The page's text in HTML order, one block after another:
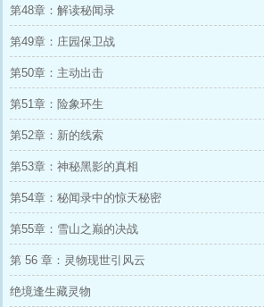
第48章：解读秘闻录
第49章：庄园保卫战
第50章：主动出击
第51章：险象环生
第52章：新的线索
第53章：神秘黑影的真相
第54章：秘闻录中的惊天秘密
第55章：雪山之巅的决战
第 56 章：灵物现世引风云
绝境逢生藏灵物